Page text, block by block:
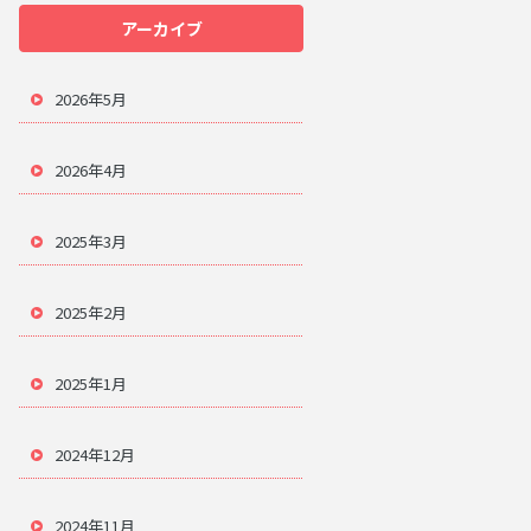
アーカイブ
2026年5月
2026年4月
2025年3月
2025年2月
2025年1月
2024年12月
2024年11月